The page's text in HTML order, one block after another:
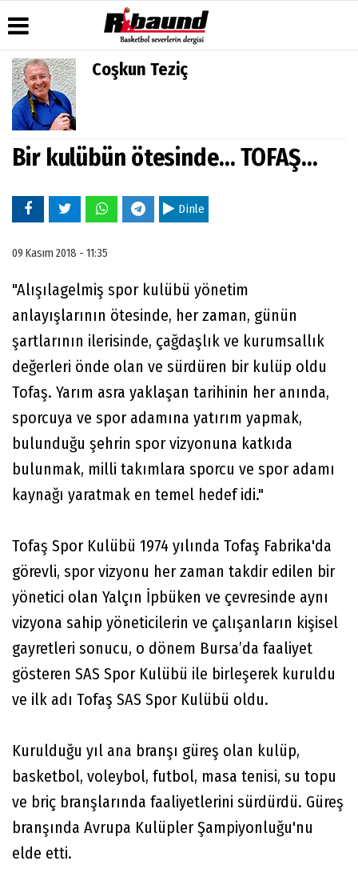
Üye Paneli
Haber
Arşivi
Gazete
Arşivi
Manşetleri
Anketler
Biyografiler
Galeri
Foto
Politikası
Coşkun Teziç
Bir kulübün ötesinde... TOFAŞ...
Dinle
09 Kasım 2018 - 11:35
"Alışılagelmiş spor kulübü yönetim
anlayışlarının ötesinde, her zaman, günün
şartlarının ilerisinde, çağdaşlık ve kurumsallık
değerleri önde olan ve sürdüren bir kulüp oldu
Tofaş. Yarım asra yaklaşan tarihinin her anında,
sporcuya ve spor adamına yatırım yapmak,
bulunduğu şehrin spor vizyonuna katkıda
bulunmak, milli takımlara sporcu ve spor adamı
kaynağı yaratmak en temel hedef idi."
Tofaş Spor Kulübü 1974 yılında Tofaş Fabrika'da
görevli, spor vizyonu her zaman takdir edilen bir
yönetici olan Yalçın İpbüken ve çevresinde aynı
vizyona sahip yöneticilerin ve çalışanların kişisel
gayretleri sonucu, o dönem Bursa’da faaliyet
gösteren SAS Spor Kulübü ile birleşerek kuruldu
ve ilk adı Tofaş SAS Spor Kulübü oldu.
Kurulduğu yıl ana branşı güreş olan kulüp,
basketbol, voleybol, futbol, masa tenisi, su topu
ve briç branşlarında faaliyetlerini sürdürdü. Güreş
branşında Avrupa Kulüpler Şampiyonluğu'nu
elde etti.